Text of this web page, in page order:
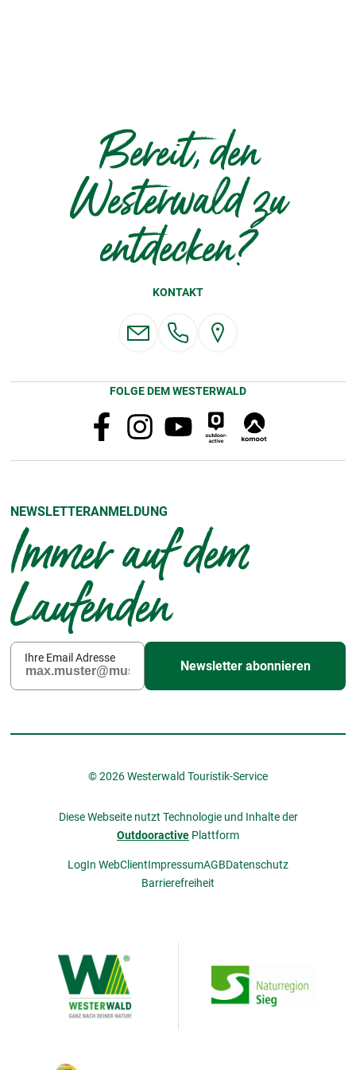
Bereit, den
Westerwald zu
entdecken?
KONTAKT
FOLGE DEM WESTERWALD
NEWSLETTERANMELDUNG
Immer auf dem
Laufenden
Ihre Email Adresse
Newsletter abonnieren
© 2026 Westerwald Touristik-Service
Diese Webseite nutzt Technologie und Inhalte der
Outdooractive Plattform
LogIn WebClientImpressumAGBDatenschutz
Barrierefreiheit